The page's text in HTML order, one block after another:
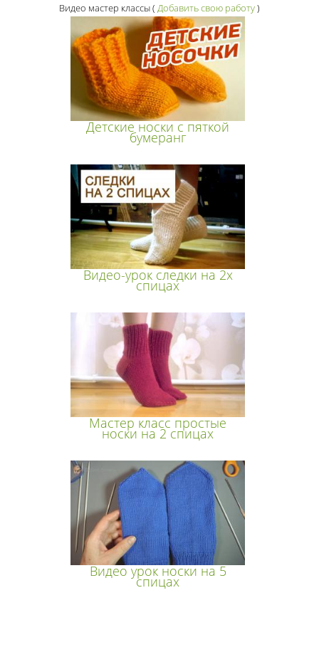
Видео мастер классы( Добавить свою работу)
Детские носки с пяткой
бумеранг
Видео-урок следки на 2х
спицах
Мастер класс простые
носки на 2 спицах
Видео урок носки на 5
спицах